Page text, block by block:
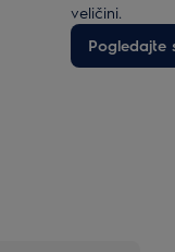
veličini.
Pogledajte